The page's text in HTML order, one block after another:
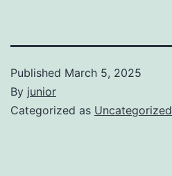
Published March 5, 2025
By junior
Categorized as Uncategorized